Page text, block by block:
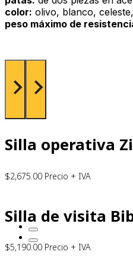
color: olivo, blanco,
peso máximo de
Silla operativa
$2,675.00 Precio + IVA
Silla de visita
$5,190.00 Precio + IVA